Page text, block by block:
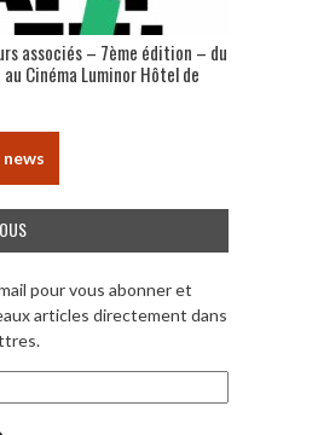
associés – 7ème édition – du
Cinéma Luminor Hôtel de
pour vous abonner et
articles directement dans